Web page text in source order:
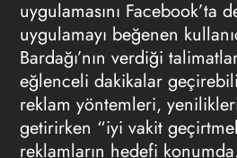
uygulamasını Facebook’ta
uygulamayı beğenen
Bardağı’nın verdiği
eğlenceli dakikalar
reklam yöntemleri,
getirirken “iyi vakit
reklamların hedefi